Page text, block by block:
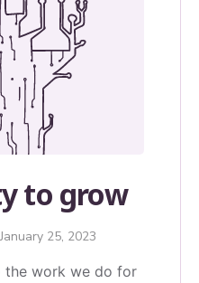
to grow
January 25, 2023
the work we do for